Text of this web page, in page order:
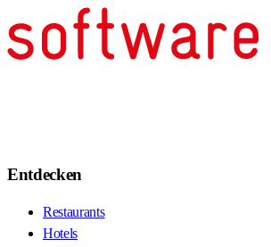
Entdecken
Restaurants
Hotels